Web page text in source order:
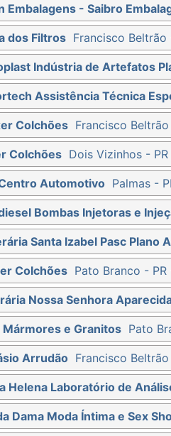
Embalagens - Saibro
dos Filtros Francisco Beltrão
Indústria de Artefatos
Assistência Técnica
Colchões Francisco
Colchões Dois Vizinhos -
Automotivo Palmas -
Bombas Injetoras e
Santa Izabel Pasc Plano
Colchões Pato Branco - PR
Nossa Senhora
Mármores e Granitos Pato
Arrudão Francisco
Helena Laboratório de
Dama Moda Íntima e Sex